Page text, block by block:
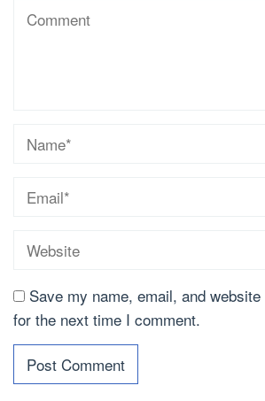
Save my name, email, and
for the next time I comment.